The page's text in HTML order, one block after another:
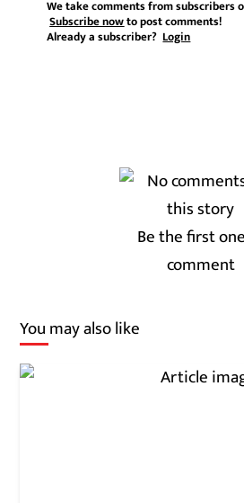
We take comments from subscribers
Subscribe nowto post comments!
Already a subscriber?Login
Be the first
comment
You may also like